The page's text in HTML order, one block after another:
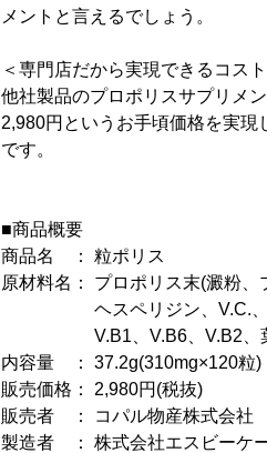
メントと言えるでしょう。
＜専門店だから実現できるコス
他社製品のプロポリスサプリメ
2,980円というお手頃価格を実
です。
■商品概要
商品名 ： 粒ポリス
原材料名： プロポリス末(澱粉、
ヘスペリジン、V.C.、V.E.
V.B1、V.B6、V.B2、葉酸
内容量 ： 37.2g(310mg×120粒)
販売価格： 2,980円(税抜)
販売者 ： コパル物産株式会社
製造者 ： 株式会社エスビーケ